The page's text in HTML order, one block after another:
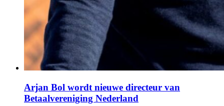
Arjan Bol wordt nieuwe directeur van
Betaalvereniging Nederland